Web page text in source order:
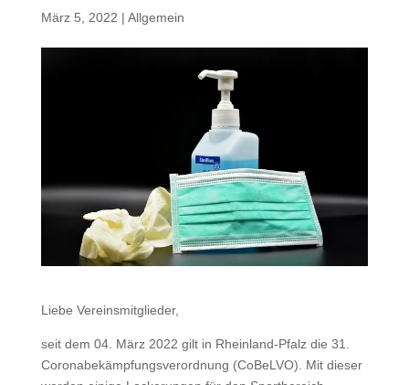
März 5, 2022 | Allgemein
Liebe Vereinsmitglieder,
seit dem 04. März 2022 gilt in Rheinland-Pfalz die 31.
Coronabekämpfungsverordnung (CoBeLVO). Mit dieser